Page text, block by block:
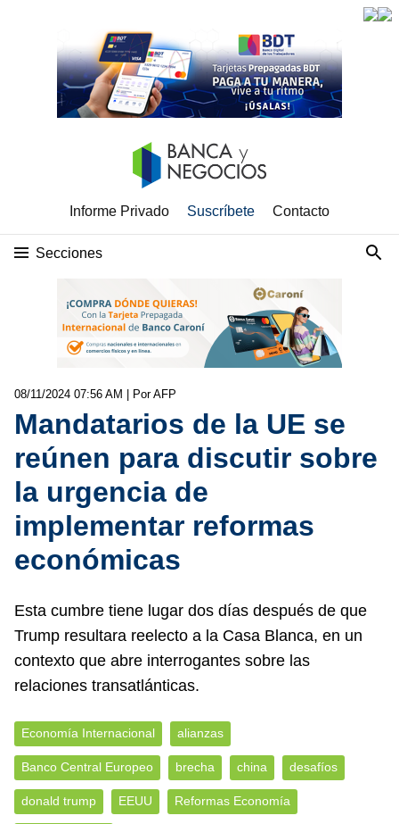
Informe Privado Suscríbete Contacto
Secciones
08/11/2024 07:56 AM | Por AFP
Mandatarios de la UE se
reúnen para discutir sobre
la urgencia de
implementar reformas
económicas
Esta cumbre tiene lugar dos días después de que
Trump resultara reelecto a la Casa Blanca, en un
contexto que abre interrogantes sobre las
relaciones transatlánticas.
Economía Internacional alianzas
Banco Central Europeo brecha china desafíos
donald trump EEUU Reformas Economía